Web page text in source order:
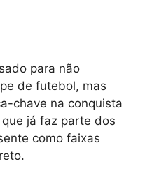
para não
de futebol, mas
chave na conquista
já faz parte dos
como faixas